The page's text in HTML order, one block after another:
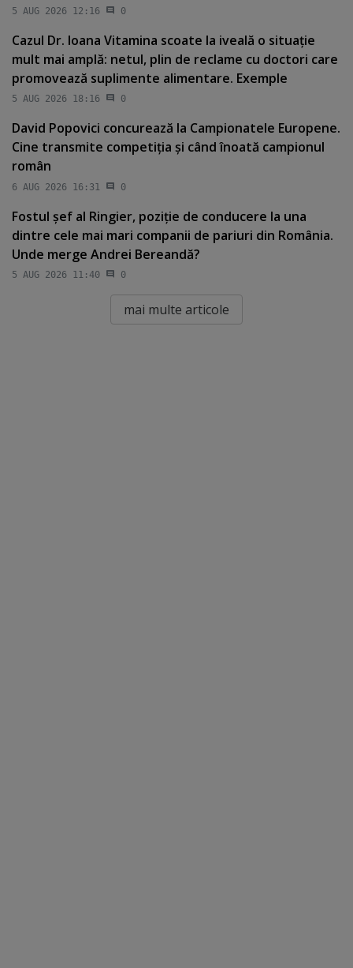
5 AUG 2026 12:16 0
Cazul Dr. Ioana Vitamina scoate la iveală o situaţie
mult mai amplă: netul, plin de reclame cu doctori care
promovează suplimente alimentare. Exemple
5 AUG 2026 18:16 0
David Popovici concurează la Campionatele Europene.
Cine transmite competiţia şi când înoată campionul
român
6 AUG 2026 16:31 0
Fostul şef al Ringier, poziţie de conducere la una
dintre cele mai mari companii de pariuri din România.
Unde merge Andrei Bereandă?
5 AUG 2026 11:40 0
mai multe articole